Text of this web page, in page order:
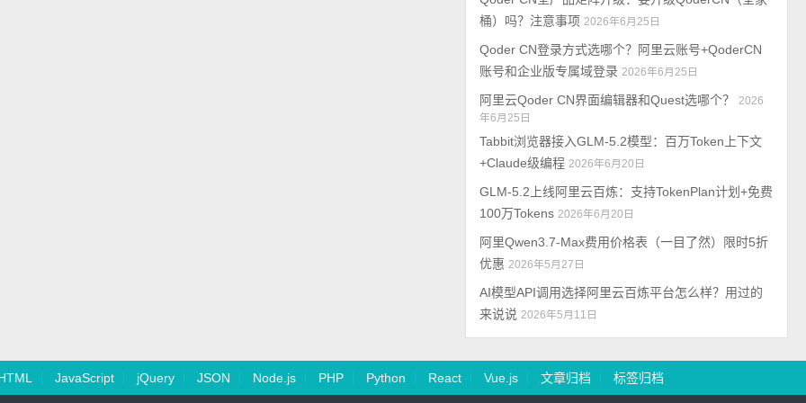
桶）吗？注意事项 2026年6月25日
Qoder CN登录方式选哪个？阿里云账号+QoderCN
账号和企业版专属域登录 2026年6月25日
阿里云Qoder CN界面编辑器和Quest选哪个？
2026
年6月25日
Tabbit浏览器接入GLM-5.2模型：百万Token上下文
+Claude级编程 2026年6月20日
GLM-5.2上线阿里云百炼：支持TokenPlan计划+免费
100万Tokens 2026年6月20日
阿里Qwen3.7-Max费用价格表（一目了然）限时5折
优惠 2026年5月27日
AI模型API调用选择阿里云百炼平台怎么样？用过的
来说说 2026年5月11日
JavaScript jQuery JSON Node.js PHP Python React Vue.js 文章归档 标签归档